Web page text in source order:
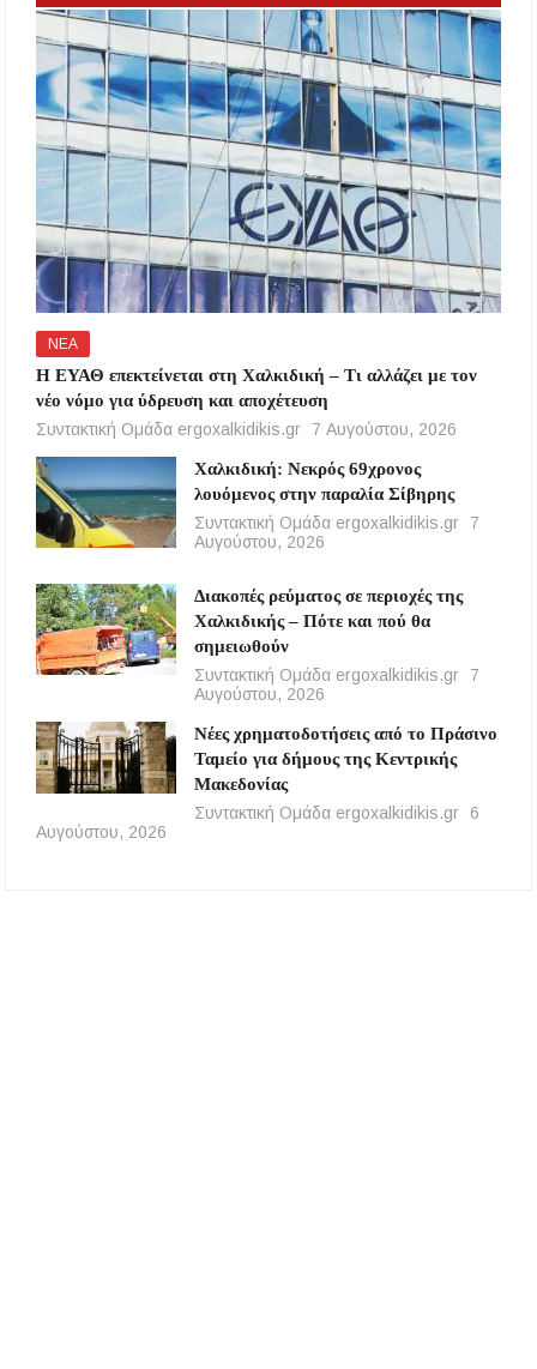
ΝΕΑ
Η ΕΥΑΘ επεκτείνεται στη Χαλκιδική – Τι αλλάζει με τον
νέο νόμο για ύδρευση και αποχέτευση
Συντακτική Ομάδα ergoxalkidikis.gr
7 Αυγούστου, 2026
Χαλκιδική: Νεκρός 69χρονος
λουόμενος στην παραλία Σίβηρης
Συντακτική Ομάδα ergoxalkidikis.gr
7
Αυγούστου, 2026
Διακοπές ρεύματος σε περιοχές της
Χαλκιδικής – Πότε και πού θα
σημειωθούν
Συντακτική Ομάδα ergoxalkidikis.gr
7
Αυγούστου, 2026
Νέες χρηματοδοτήσεις από το Πράσινο
Ταμείο για δήμους της Κεντρικής
Μακεδονίας
Συντακτική Ομάδα ergoxalkidikis.gr
6
Αυγούστου, 2026